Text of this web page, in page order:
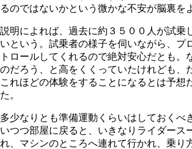
るのではないかという微かな不安が脳裏を
説明によれば、過去に約３５００人が試乗
いという。試乗者の様子を伺いながら、プ
トロールしてくれるので絶対安心だとも。
のだろう、と高をくくっていたけれども、
これほどの体験をすることになるとは予想
た。
多少なりとも準備運動くらいはしておくべ
いつつ部屋に戻ると、いきなりライダース
れ、マシンのところへ連れて行かれ、乗り